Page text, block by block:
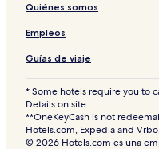
Quiénes somos
Empleos
Guías de viaje
* Some hotels require you to
Details on site.
**OneKeyCash is not
Hotels.com, Expedia and
© 2026 Hotels.com es una